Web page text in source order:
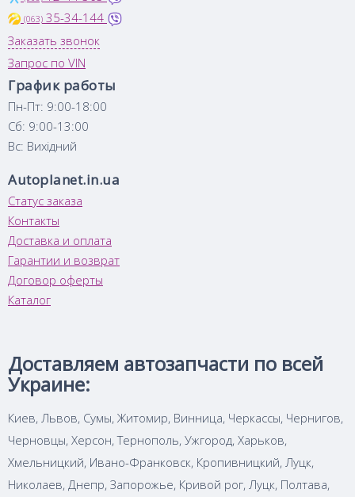
(063) 35-34-144
Заказать звонок
Запрос по VIN
График работы
Пн-Пт: 9:00-18:00
Сб: 9:00-13:00
Вс: Вихідний
Autoplanet.in.ua
Статус заказа
Контакты
Доставка и оплата
Гарантии и возврат
Договор оферты
Каталог
Доставляем автозапчасти по всей
Украине:
Киев, Львов, Сумы, Житомир, Винница, Черкассы, Чернигов,
Черновцы, Херсон, Тернополь, Ужгород, Харьков,
Хмельницкий, Ивано-Франковск, Кропивницкий, Луцк,
Николаев, Днепр, Запорожье, Кривой рог, Луцк, Полтава,